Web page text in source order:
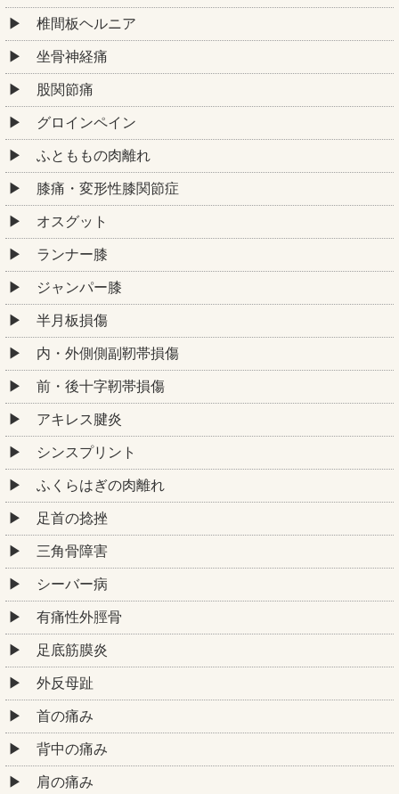
椎間板ヘルニア
坐骨神経痛
股関節痛
グロインペイン
ふとももの肉離れ
膝痛・変形性膝関節症
オスグット
ランナー膝
ジャンパー膝
半月板損傷
内・外側側副靭帯損傷
前・後十字靭帯損傷
アキレス腱炎
シンスプリント
ふくらはぎの肉離れ
足首の捻挫
三角骨障害
シーバー病
有痛性外脛骨
足底筋膜炎
外反母趾
首の痛み
背中の痛み
肩の痛み